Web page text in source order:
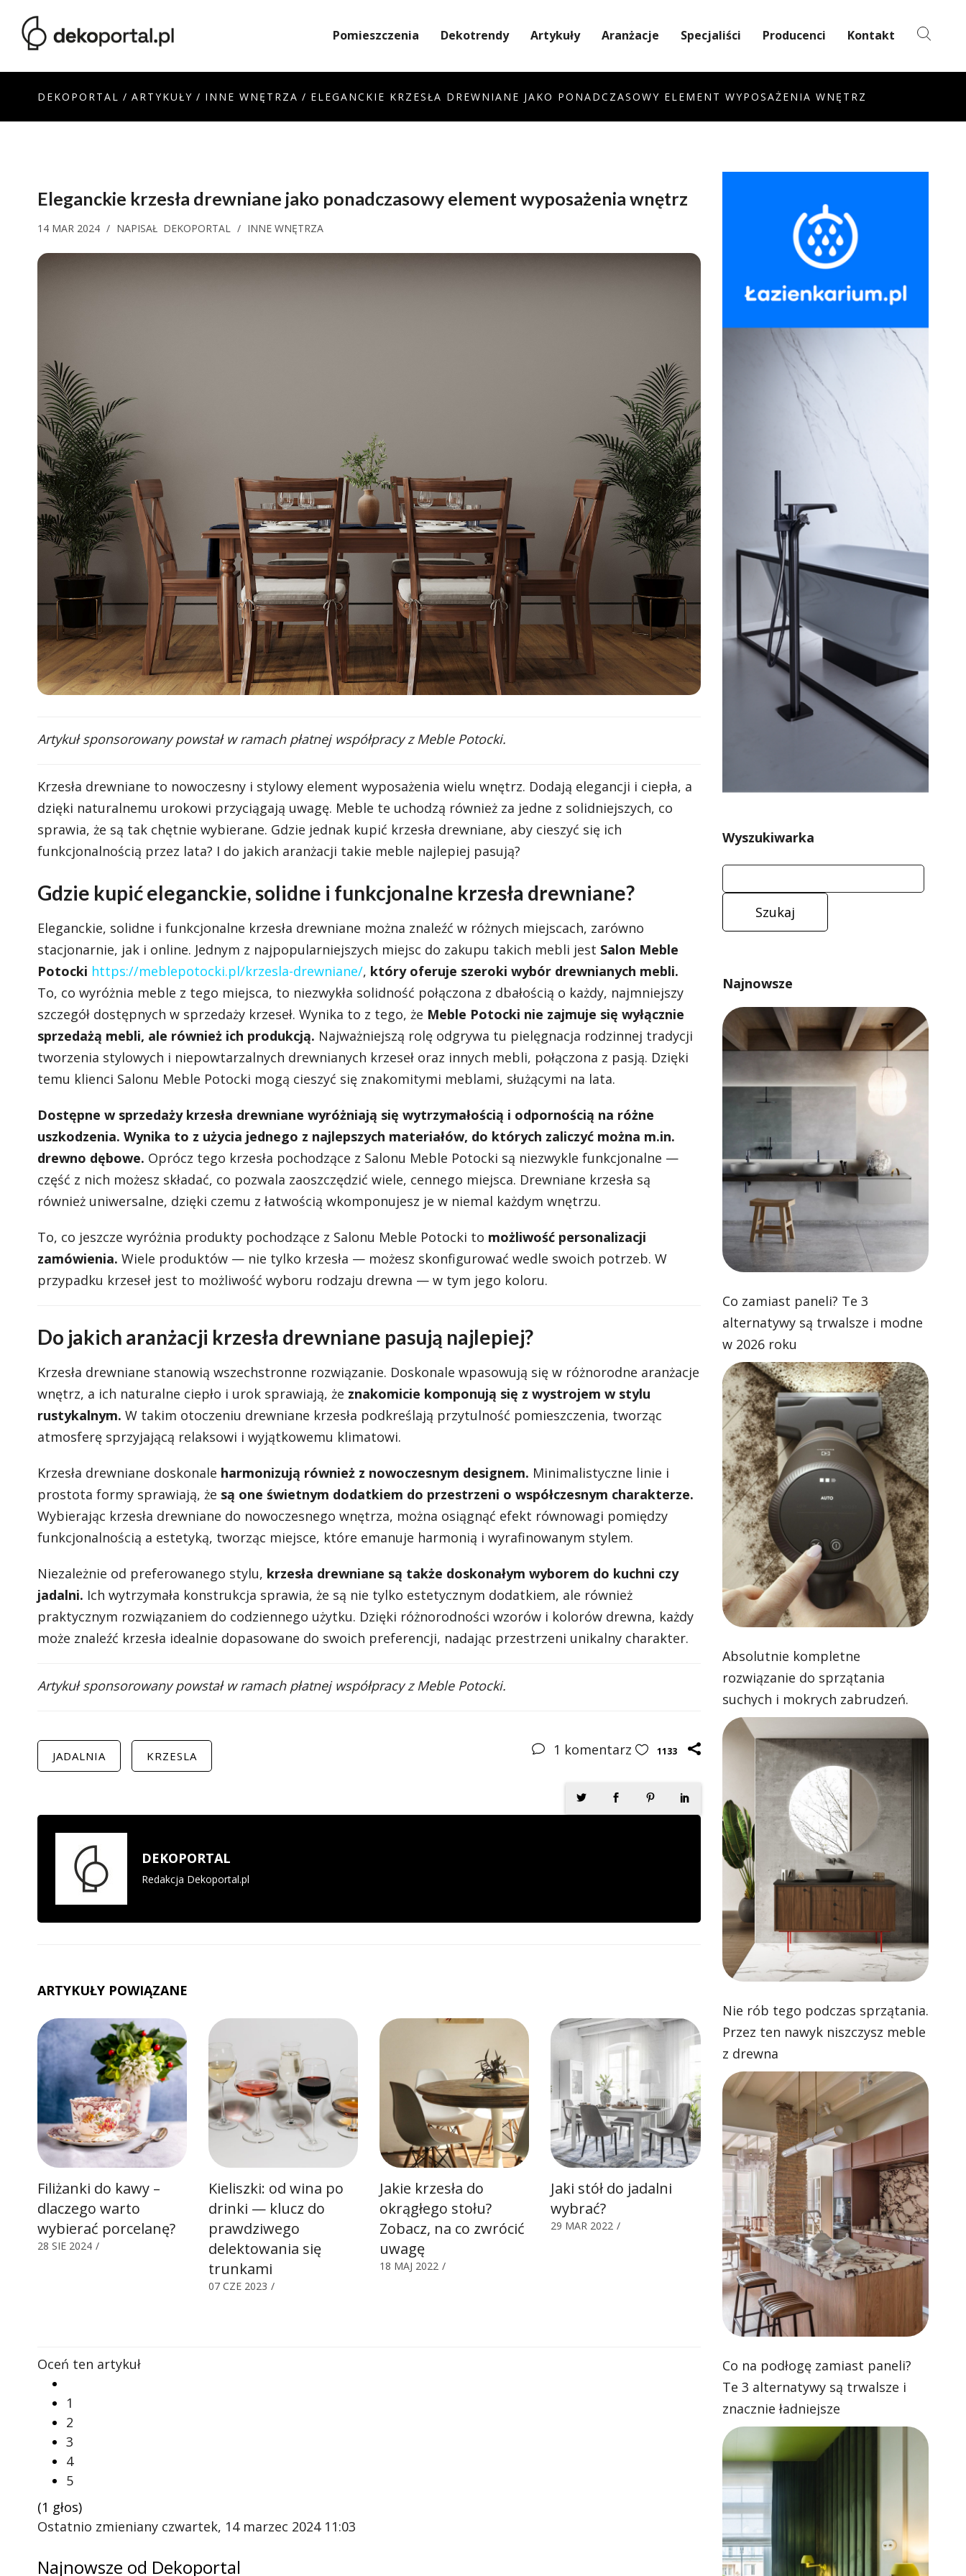
Pomieszczenia Dekotrendy Artykuły Aranżacje Specjaliści Producenci Kontakt
DEKOPORTAL / ARTYKUŁY / INNE WNĘTRZA / ELEGANCKIE KRZESŁA DREWNIANE JAKO PONADCZASOWY ELEMENT WYPOSAŻENIA WNĘTRZ
Eleganckie krzesła drewniane jako ponadczasowy element wyposażenia wnętrz
14 MAR 2024 / NAPISAŁ DEKOPORTAL / INNE WNĘTRZA
Artykuł sponsorowany powstał w ramach płatnej współpracy z Meble Potocki.
Krzesła drewniane to nowoczesny i stylowy element wyposażenia wielu wnętrz. Dodają elegancji i ciepła, a
dzięki naturalnemu urokowi przyciągają uwagę. Meble te uchodzą również za jedne z solidniejszych, co
sprawia, że są tak chętnie wybierane. Gdzie jednak kupić krzesła drewniane, aby cieszyć się ich
funkcjonalnością przez lata? I do jakich aranżacji takie meble najlepiej pasują?
Gdzie kupić eleganckie, solidne i funkcjonalne krzesła drewniane?
Eleganckie, solidne i funkcjonalne krzesła drewniane można znaleźć w różnych miejscach, zarówno
stacjonarnie, jak i online. Jednym z najpopularniejszych miejsc do zakupu takich mebli jest Salon Meble
Potocki https://meblepotocki.pl/krzesla-drewniane/, który oferuje szeroki wybór drewnianych mebli.
To, co wyróżnia meble z tego miejsca, to niezwykła solidność połączona z dbałością o każdy, najmniejszy
szczegół dostępnych w sprzedaży krzeseł. Wynika to z tego, że Meble Potocki nie zajmuje się wyłącznie
sprzedażą mebli, ale również ich produkcją. Najważniejszą rolę odgrywa tu pielęgnacja rodzinnej tradycji
tworzenia stylowych i niepowtarzalnych drewnianych krzeseł oraz innych mebli, połączona z pasją. Dzięki
temu klienci Salonu Meble Potocki mogą cieszyć się znakomitymi meblami, służącymi na lata.
Dostępne w sprzedaży krzesła drewniane wyróżniają się wytrzymałością i odpornością na różne
uszkodzenia. Wynika to z użycia jednego z najlepszych materiałów, do których zaliczyć można m.in.
drewno dębowe. Oprócz tego krzesła pochodzące z Salonu Meble Potocki są niezwykle funkcjonalne —
część z nich możesz składać, co pozwala zaoszczędzić wiele, cennego miejsca. Drewniane krzesła są
również uniwersalne, dzięki czemu z łatwością wkomponujesz je w niemal każdym wnętrzu.
To, co jeszcze wyróżnia produkty pochodzące z Salonu Meble Potocki to możliwość personalizacji
zamówienia. Wiele produktów — nie tylko krzesła — możesz skonfigurować wedle swoich potrzeb. W
przypadku krzeseł jest to możliwość wyboru rodzaju drewna — w tym jego koloru.
Do jakich aranżacji krzesła drewniane pasują najlepiej?
Krzesła drewniane stanowią wszechstronne rozwiązanie. Doskonale wpasowują się w różnorodne aranżacje
wnętrz, a ich naturalne ciepło i urok sprawiają, że znakomicie komponują się z wystrojem w stylu
rustykalnym. W takim otoczeniu drewniane krzesła podkreślają przytulność pomieszczenia, tworząc
atmosferę sprzyjającą relaksowi i wyjątkowemu klimatowi.
Krzesła drewniane doskonale harmonizują również z nowoczesnym designem. Minimalistyczne linie i
prostota formy sprawiają, że są one świetnym dodatkiem do przestrzeni o współczesnym charakterze.
Wybierając krzesła drewniane do nowoczesnego wnętrza, można osiągnąć efekt równowagi pomiędzy
funkcjonalnością a estetyką, tworząc miejsce, które emanuje harmonią i wyrafinowanym stylem.
Niezależnie od preferowanego stylu, krzesła drewniane są także doskonałym wyborem do kuchni czy
jadalni. Ich wytrzymała konstrukcja sprawia, że są nie tylko estetycznym dodatkiem, ale również
praktycznym rozwiązaniem do codziennego użytku. Dzięki różnorodności wzorów i kolorów drewna, każdy
może znaleźć krzesła idealnie dopasowane do swoich preferencji, nadając przestrzeni unikalny charakter.
Artykuł sponsorowany powstał w ramach płatnej współpracy z Meble Potocki.
JADALNIA KRZESLA 1 komentarz 1133
DEKOPORTAL
Redakcja Dekoportal.pl
ARTYKUŁY POWIĄZANE
Filiżanki do kawy –
dlaczego warto
wybierać porcelanę?
28 SIE 2024 /
Kieliszki: od wina po
drinki — klucz do
prawdziwego
delektowania się
trunkami
07 CZE 2023 /
Jakie krzesła do
okrągłego stołu?
Zobacz, na co zwrócić
uwagę
18 MAJ 2022 /
Jaki stół do jadalni
wybrać?
29 MAR 2022 /
Oceń ten artykuł
1
2
3
4
5
(1 głos)
Ostatnio zmieniany czwartek, 14 marzec 2024 11:03
Najnowsze od Dekoportal
Wyszukiwarka
Najnowsze
Co zamiast paneli? Te 3
alternatywy są trwalsze i modne
w 2026 roku
Absolutnie kompletne
rozwiązanie do sprzątania
suchych i mokrych zabrudzeń.
Skuteczne odkurzanie i zawsze
czyste mopowanie
Nie rób tego podczas sprzątania.
Przez ten nawyk niszczysz meble
z drewna
Co na podłogę zamiast paneli?
Te 3 alternatywy są trwalsze i
znacznie ładniejsze